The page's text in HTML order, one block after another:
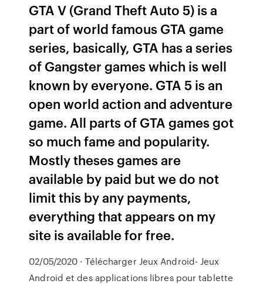
GTA V (Grand Theft Auto 5) is a
part of world famous GTA game
series, basically, GTA has a series
of Gangster games which is well
known by everyone. GTA 5 is an
open world action and adventure
game. All parts of GTA games got
so much fame and popularity.
Mostly theses games are
available by paid but we do not
limit this by any payments,
everything that appears on my
site is available for free.
02/05/2020 · Télécharger Jeux Android- Jeux
Android et des applications libres pour tablette